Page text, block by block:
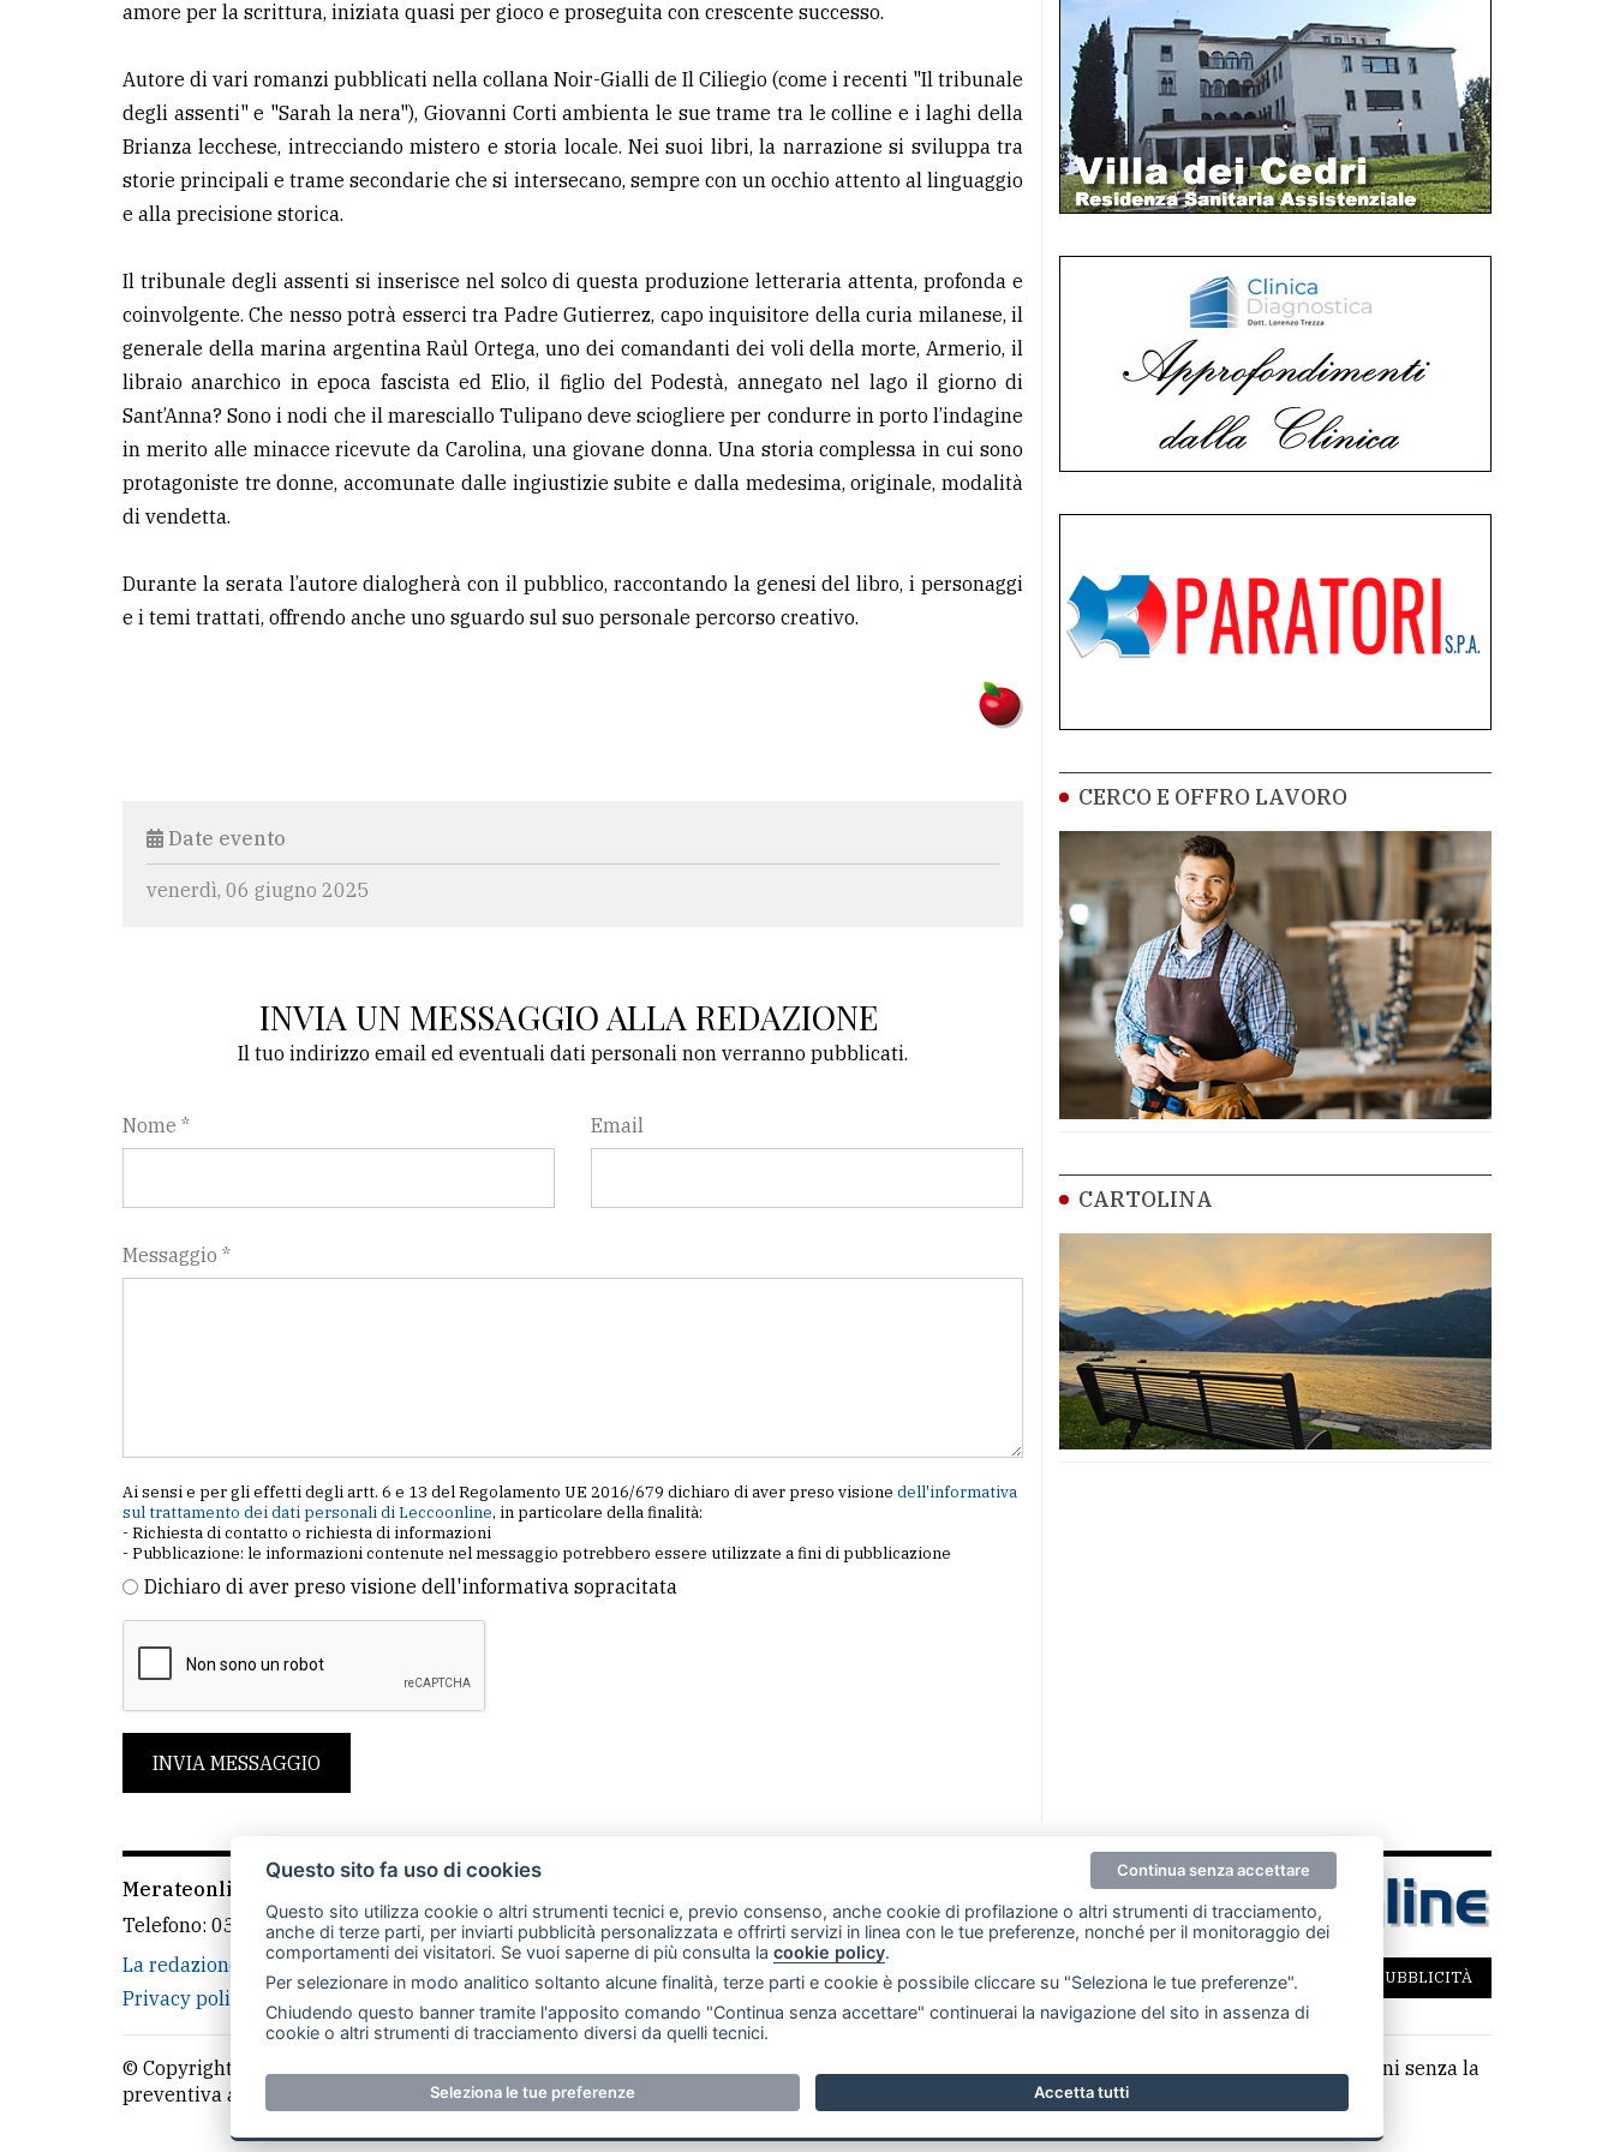
amore per la scrittura, iniziata quasi per gioco e proseguita con crescente successo.
Autore di vari romanzi pubblicati nella collana Noir-Gialli de Il Ciliegio (come i recenti "Il tribunale
degli assenti" e "Sarah la nera"), Giovanni Corti ambienta le sue trame tra le colline e i laghi della
Brianza lecchese, intrecciando mistero e storia locale. Nei suoi libri, la narrazione si sviluppa tra
storie principali e trame secondarie che si intersecano, sempre con un occhio attento al linguaggio
e alla precisione storica.
Il tribunale degli assenti si inserisce nel solco di questa produzione letteraria attenta, profonda e
coinvolgente. Che nesso potrà esserci tra Padre Gutierrez, capo inquisitore della curia milanese, il
generale della marina argentina Raùl Ortega, uno dei comandanti dei voli della morte, Armerio, il
libraio anarchico in epoca fascista ed Elio, il figlio del Podestà, annegato nel lago il giorno di
Sant’Anna? Sono i nodi che il maresciallo Tulipano deve sciogliere per condurre in porto l’indagine
in merito alle minacce ricevute da Carolina, una giovane donna. Una storia complessa in cui sono
protagoniste tre donne, accomunate dalle ingiustizie subite e dalla medesima, originale, modalità
di vendetta.
Durante la serata l’autore dialogherà con il pubblico, raccontando la genesi del libro, i personaggi
e i temi trattati, offrendo anche uno sguardo sul suo personale percorso creativo.
Date evento
venerdì, 06 giugno 2025
INVIA UN MESSAGGIO ALLA REDAZIONE
Il tuo indirizzo email ed eventuali dati personali non verranno pubblicati.
Nome * Email
Messaggio *
Ai sensi e per gli effetti degli artt. 6 e 13 del Regolamento UE 2016/679 dichiaro di aver preso visione dell'informativa
sul trattamento dei dati personali di Leccoonline, in particolare della finalità:
- Richiesta di contatto o richiesta di informazioni
- Pubblicazione: le informazioni contenute nel messaggio potrebbero essere utilizzate a fini di pubblicazione
Dichiaro di aver preso visione dell'informativa sopracitata
INVIA MESSAGGIO
CERCO E OFFRO LAVORO
CARTOLINA
Merateonline S.r.l.
Telefono: 039 9902881- Whatsapp: 351 3481257 - E-mail: redazione@leccoonline.com
La redazione
MerateOnline CasateOnline RSS Made byVIP
Privacy policy
Cookie policy Rivedi le tue scelte sui cookie
SCRIVICI PER LA TUA PUBBLICITÀ
© Copyright Merateonline S.r.l. - Tutti i diritti riservati. E' proibita la riproduzione e pubblicazione anche parziale di testi, articoli e immagini senza la
preventiva autorizzazione scritta dell'editore. RI Lecco numero Rea LC 291.277 - Capitale sociale 10.329,14 €
Questo sito fa uso di cookies
Questo sito utilizza cookie o altri strumenti tecnici e, previo consenso, anche cookie di profilazione o altri strumenti di tracciamento,
anche di terze parti, per inviarti pubblicità personalizzata e offrirti servizi in linea con le tue preferenze, nonché per il monitoraggio dei
comportamenti dei visitatori. Se vuoi saperne di più consulta la cookie policy.
Per selezionare in modo analitico soltanto alcune finalità, terze parti e cookie è possibile cliccare su "Seleziona le tue preferenze".
Chiudendo questo banner tramite l'apposito comando "Continua senza accettare" continuerai la navigazione del sito in assenza di
cookie o altri strumenti di tracciamento diversi da quelli tecnici.
Continua senza accettare
Seleziona le tue preferenze Accetta tutti